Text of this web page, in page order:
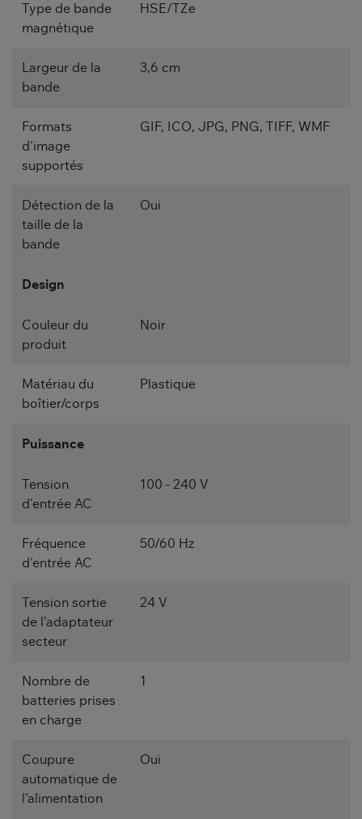
Type de bande
magnétique
HSE/TZe
Largeur de la
bande
3,6 cm
Formats
d'image
supportés
GIF, ICO, JPG, PNG, TIFF, WMF
Détection de la
taille de la
bande
Oui
Design
Couleur du
produit
Noir
Matériau du
boîtier/corps
Plastique
Puissance
Tension
d'entrée AC
100 - 240 V
Fréquence
d'entrée AC
50/60 Hz
Tension sortie
de l'adaptateur
secteur
24 V
Nombre de
batteries prises
en charge
1
Coupure
automatique de
l'alimentation
Oui